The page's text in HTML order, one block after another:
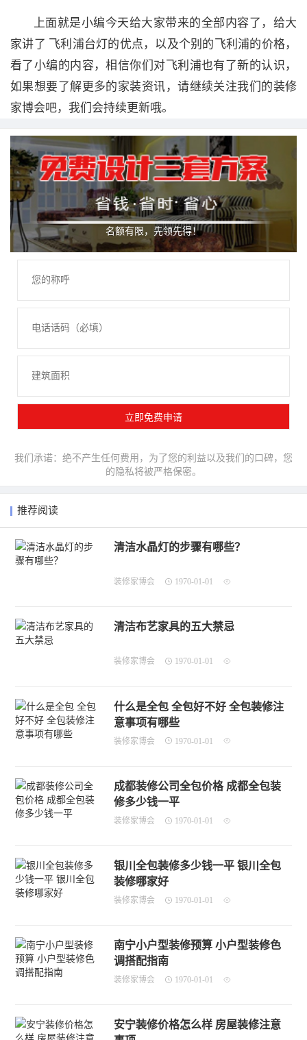
上面就是小编今天给大家带来的全部内容了，给大
家讲了 飞利浦台灯的优点，以及个别的飞利浦的价格，
看了小编的内容，相信你们对飞利浦也有了新的认识，
如果想要了解更多的家装资讯，请继续关注我们的装修
家博会吧，我们会持续更新哦。
名额有限，先领先得！
我们承诺：绝不产生任何费用，为了您的利益以及我们的口碑，您
的隐私将被严格保密。
推荐阅读
清洁水晶灯的步骤有哪些？
装修家博会 1970-01-01
清洁布艺家具的五大禁忌
装修家博会 1970-01-01
什么是全包 全包好不好 全包装修注
意事项有哪些
装修家博会 1970-01-01
成都装修公司全包价格 成都全包装
修多少钱一平
装修家博会 1970-01-01
银川全包装修多少钱一平 银川全包
装修哪家好
装修家博会 1970-01-01
南宁小户型装修预算 小户型装修色
调搭配指南
装修家博会 1970-01-01
安宁装修价格怎么样 房屋装修注意